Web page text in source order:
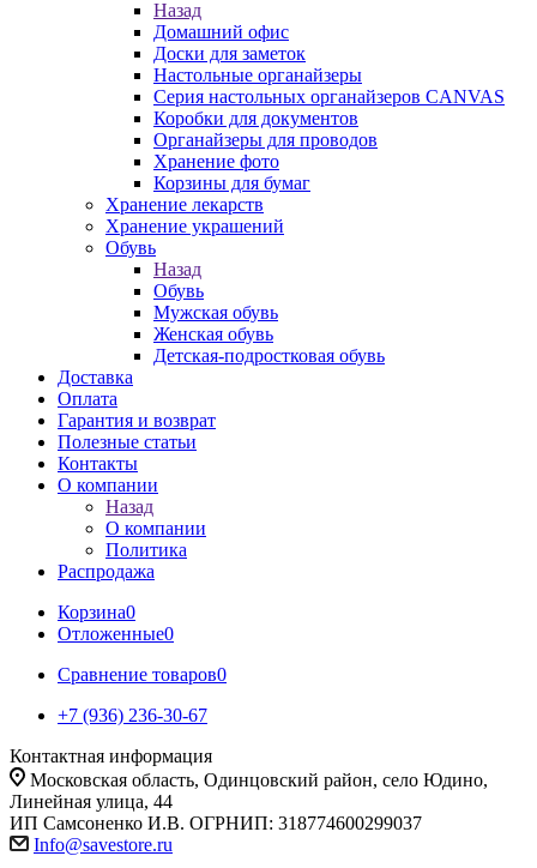
Назад
Домашний офис
Доски для заметок
Настольные органайзеры
Серия настольных органайзеров CANVAS
Коробки для документов
Органайзеры для проводов
Хранение фото
Корзины для бумаг
Хранение лекарств
Хранение украшений
Обувь
Назад
Обувь
Мужская обувь
Женская обувь
Детская-подростковая обувь
Доставка
Оплата
Гарантия и возврат
Полезные статьи
Контакты
О компании
Назад
О компании
Политика
Распродажа
Корзина0
Отложенные0
Сравнение товаров0
+7 (936) 236-30-67
Контактная информация
Московская область, Одинцовский район, село Юдино,
Линейная улица, 44
ИП Самсоненко И.В. ОГРНИП: 318774600299037
Info@savestore.ru